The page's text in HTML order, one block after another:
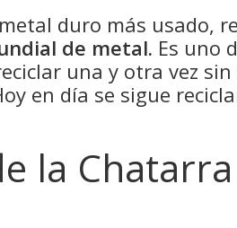
duro más usado,
de metal. Es uno
una y otra vez
en día se sigue
la